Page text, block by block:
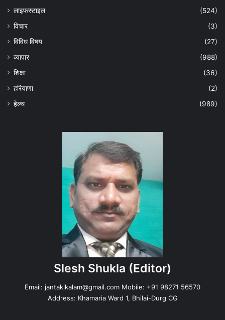
लाइफस्टाइल
(524)
विचार
(3)
विविध विषय
(27)
व्यापार
(988)
शिक्षा
(36)
हरियाणा
(2)
हेल्‍थ
(989)
Slesh Shukla (Editor)
Email: jantakikalam@gmail.com Mobile: +91 98271 56570
Address: Khamaria Ward 1, Bhilai-Durg CG